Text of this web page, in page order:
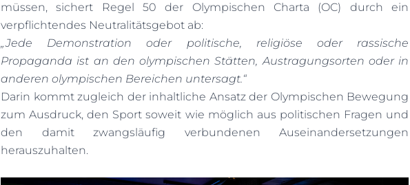
müssen, sichert Regel 50 der Olympischen Charta (OC) durch ein
verpflichtendes Neutralitätsgebot ab:
„Jede Demonstration oder politische, religiöse oder rassische
Propaganda ist an den olympischen Stätten, Austragungsorten oder in
anderen olympischen Bereichen untersagt.“
Darin kommt zugleich der inhaltliche Ansatz der Olympischen Bewegung
zum Ausdruck, den Sport soweit wie möglich aus politischen Fragen und
den damit zwangsläufig verbundenen Auseinandersetzungen
herauszuhalten.